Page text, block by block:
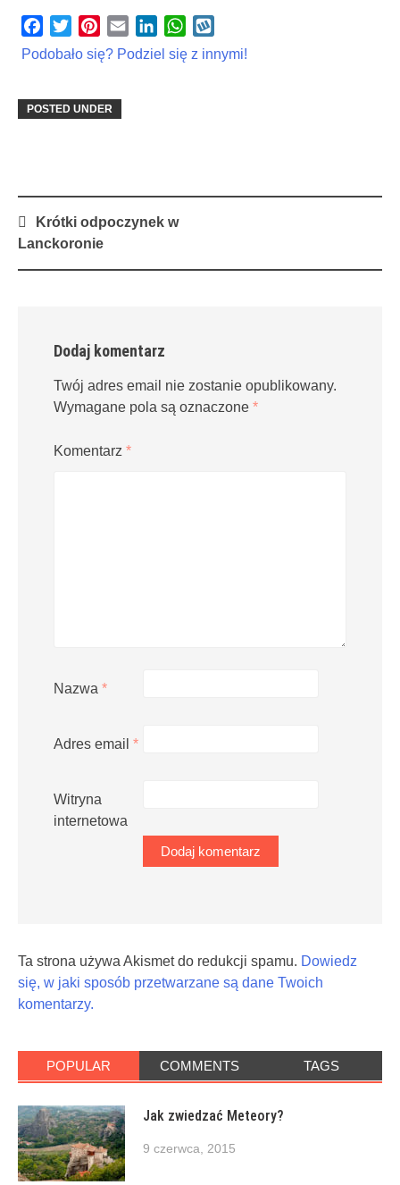
Facebook
TwitterPinterest
Email LinkedInWhatsApp
Podobało się? Podziel się z innymi!
POSTED UNDER
Post
navigation
Krótki odpoczynek w
Lanckoronie
Dodaj komentarz
Twój adres email nie zostanie opublikowany.
Wymagane pola są oznaczone *
Komentarz *
Nazwa *
Adres email *
Witryna
internetowa
Ta strona używa Akismet do redukcji spamu. Dowiedz
się, w jaki sposób przetwarzane są dane Twoich
komentarzy.
POPULAR COMMENTS TAGS
Jak zwiedzać Meteory?
9 czerwca, 2015